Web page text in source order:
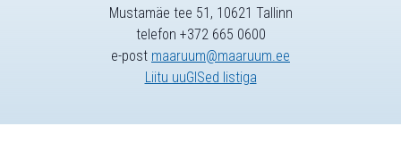
Mustamäe tee 51, 10621 Tallinn
telefon +372 665 0600
e-post maaruum@maaruum.ee
Liitu uuGISed listiga